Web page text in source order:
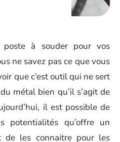
poste à souder pour vos
ne savez pas ce que vous
que c’est outil qui ne sert
métal bien qu’il s’agit de
il est possible de
potentialités qu’offre un
les connaitre pour les